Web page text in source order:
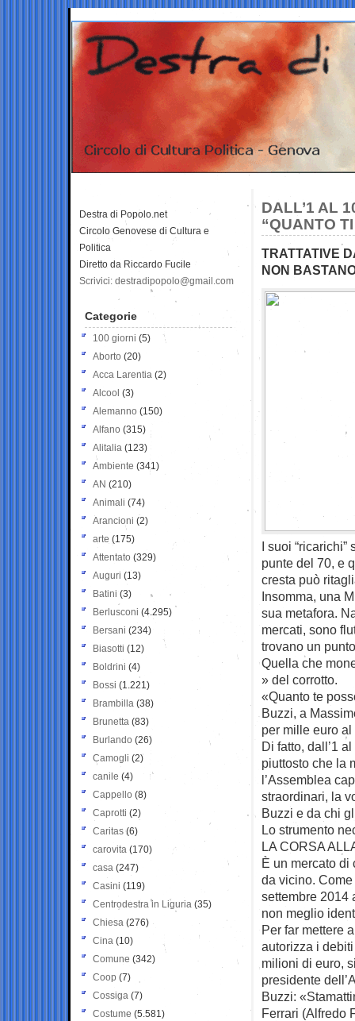
DALL’1 AL
“QUANTO
TRATTATIVE
NON
I suoi
punte del 70, e
cresta può
Insomma, una
sua metafora.
mercati, sono
trovano un
Quella che
» del corrotto.
«Quanto te
Buzzi, a
per mille euro al
Di fatto, dall’1
piuttosto che la
l’Assemblea
straordinari, la
Buzzi e da chi
Lo strumento
LA CORSA
È un mercato di
da vicino.
settembre 2014
non meglio
Per far mettere
autorizza i
milioni di euro,
presidente
Buzzi:
Ferrari (Alfredo
Destra di Popolo.net
Circolo Genovese di Cultura e
Politica
Diretto da Riccardo Fucile
Scrivici: destradipopolo@gmail.com
Categorie
100 giorni (5)
Aborto (20)
Acca Larentia (2)
Alcool (3)
Alemanno (150)
Alfano (315)
Alitalia (123)
Ambiente (341)
AN (210)
Animali (74)
Arancioni (2)
arte (175)
Attentato (329)
Auguri (13)
Batini (3)
Berlusconi (4.295)
Bersani (234)
Biasotti (12)
Boldrini (4)
Bossi (1.221)
Brambilla (38)
Brunetta (83)
Burlando (26)
Camogli (2)
canile (4)
Cappello (8)
Caprotti (2)
Caritas (6)
carovita (170)
casa (247)
Casini (119)
Centrodestra in Liguria (35)
Chiesa (276)
Cina (10)
Comune (342)
Coop (7)
Cossiga (7)
Costume (5.581)